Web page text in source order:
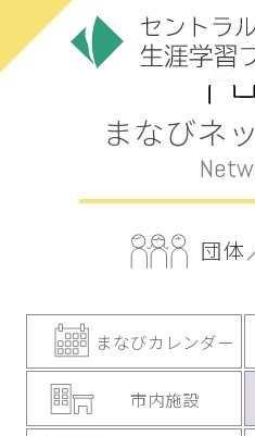
まなびネ
団体
まなびカレンダー
市内施設